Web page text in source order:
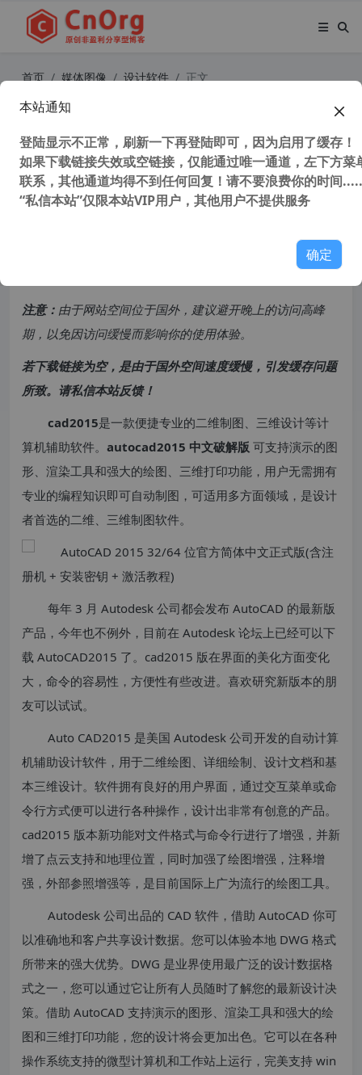
首页 媒体图像 设计软件 正文
AutoCAD 2015 32/64位官方简体中
文正式版(含注册机+安装密钥+激活
教程)
48,930 次浏览次阅读
注意： 由于网站空间位于国外，建议避开晚上的访问高峰
期，以免因访问缓慢而影响你的使用体验。
若下载链接为空，是由于国外空间速度缓慢，引发缓存问题
所致。请私信本站反馈！
cad2015是一款便捷专业的二维制图、三维设计等计
算机辅助软件。 autocad2015 中文破解版 可支持演示的图
形、渲染工具和强大的绘图、三维打印功能，用户无需拥有
专业的编程知识即可自动制图，可适用多方面领域，是设计
者首选的二维、三维制图软件。
每年 3 月 Autodesk 公司都会发布 AutoCAD 的最新版
产品，今年也不例外，目前在 Autodesk 论坛上已经可以下
载 AutoCAD2015 了。cad2015 版在界面的美化方面变化
大，命令的容易性，方便性有些改进。喜欢研究新版本的朋
友可以试试。
Auto CAD2015 是美国 Autodesk 公司开发的自动计算
机辅助设计软件，用于二维绘图、详细绘制、设计文档和基
本三维设计。软件拥有良好的用户界面，通过交互菜单或命
令行方式便可以进行各种操作，设计出非常有创意的产品。
cad2015 版本新功能对文件格式与命令行进行了增强，并新
增了点云支持和地理位置，同时加强了绘图增强，注释增
强，外部参照增强等，是目前国际上广为流行的绘图工具。
Autodesk 公司出品的 CAD 软件，借助 AutoCAD 你可
以准确地和客户共享设计数据。您可以体验本地 DWG 格式
所带来的强大优势。DWG 是业界使用最广泛的设计数据格
式之一，您可以通过它让所有人员随时了解您的最新设计决
策。借助 AutoCAD 支持演示的图形、渲染工具和强大的绘
图和三维打印功能，您的设计将会更加出色。它可以在各种
操作系统支持的微型计算机和工作站上运行，完美支持 win
本站通知
登陆显示不正常，刷新一下再登陆即可，因为启用了缓存！
如果下载链接失效或空链接，仅能通过唯一通道，左下方菜
联系，其他通道均得不到任何回复！请不要浪费你的时间
“私信本站”仅限本站VIP用户，其他用户不提供服务
确定